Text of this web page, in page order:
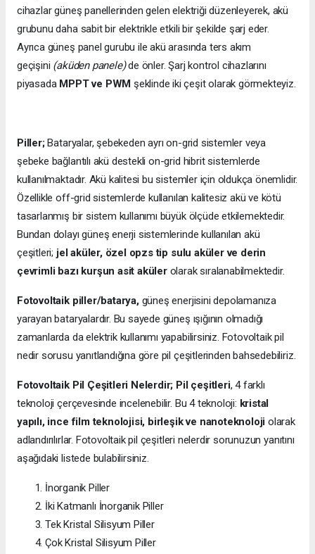
cihazlar güneş panellerinden gelen elektriği düzenleyerek, akü
grubunu daha sabit bir elektrikle etkili bir şekilde şarj eder.
Ayrıca güneş panel gurubu ile akü arasında ters akım
geçişini (aküden panele)de önler. Şarj kontrol cihazlarını
piyasada MPPT ve PWM şeklinde iki çeşit olarak görmekteyiz.
Piller;Bataryalar, şebekeden ayrı on-grid sistemler veya
şebeke bağlantılı akü destekli on-grid hibrit sistemlerde
kullanılmaktadır. Akü kalitesi bu sistemler için oldukça önemlidir.
Özellikle off-grid sistemlerde kullanılan kalitesiz akü ve kötü
tasarlanmış bir sistem kullanımı büyük ölçüde etkilemektedir.
Bundan dolayı güneş enerji sistemlerinde kullanılan akü
çeşitleri; jel aküler, özel opzs tip sulu aküler ve derin
çevrimli bazı kurşun asit akülerolarak sıralanabilmektedir.
Fotovoltaik piller/batarya,güneş enerjisini depolamanıza
yarayan bataryalardır. Bu sayede güneş ışığının olmadığı
zamanlarda da elektrik kullanımı yapabilirsiniz. Fotovoltaik pil
nedir sorusu yanıtlandığına göre pil çeşitlerinden bahsedebiliriz.
Fotovoltaik Pil Çeşitleri Nelerdir; Pil çeşitleri, 4 farklı
teknoloji çerçevesinde incelenebilir. Bu 4 teknoloji: kristal
yapılı, ince film teknolojisi, birleşik ve nanoteknoloji olarak
adlandırılırlar. Fotovoltaik pil çeşitleri nelerdir sorunuzun yanıtını
aşağıdaki listede bulabilirsiniz.
İnorganik Piller
İki Katmanlı İnorganik Piller
Tek Kristal Silisyum Piller
Çok Kristal Silisyum Piller